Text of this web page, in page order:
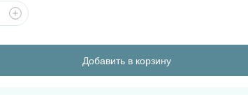
Добавить в корзину